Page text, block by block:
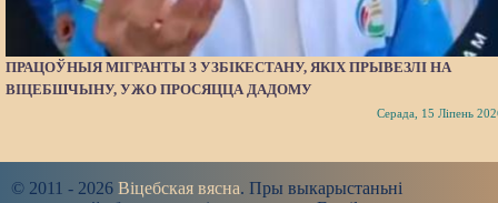
ПРАЦОЎНЫЯ МІГРАНТЫ З УЗБІКЕСТАНУ, ЯКІХ ПРЫВЕЗЛІ НА
ВІЦЕБШЧЫНУ, УЖО ПРОСЯЦЦА ДАДОМУ
Серада, 15 Ліпень
© 2011 - 2026 Віцебская вясна. Пры выкарыстаньні